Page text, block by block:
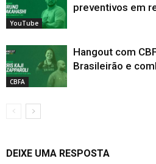
YouTube
preventivos em
CBFA
Hangout com
Brasileirão e
DEIXE UMA RESPOSTA